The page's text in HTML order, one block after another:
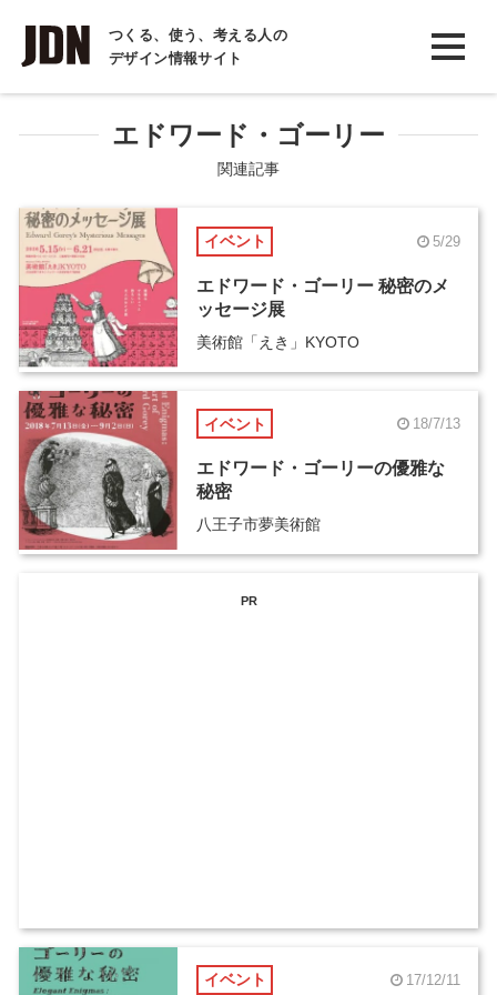
つくる、使う、考える人の
デザイン情報サイト
INTERVIEW
インタビュー
REPORT
COLUMN
コラム
エドワード・ゴーリー
関連記事
イベント 5/29
エドワード・ゴーリー 秘密のメ
ッセージ展
美術館「えき」KYOTO
イベント 18/7/13
エドワード・ゴーリーの優雅な
秘密
八王子市夢美術館
PR
イベント 17/12/11